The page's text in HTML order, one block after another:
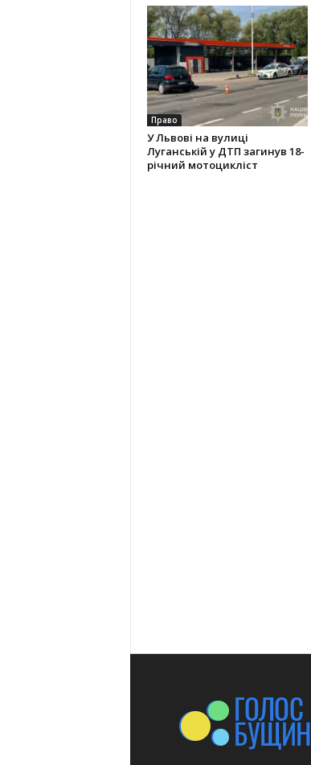
Право
У Львові на вулиці
Луганській у ДТП загинув 18-
річний мотоцикліст